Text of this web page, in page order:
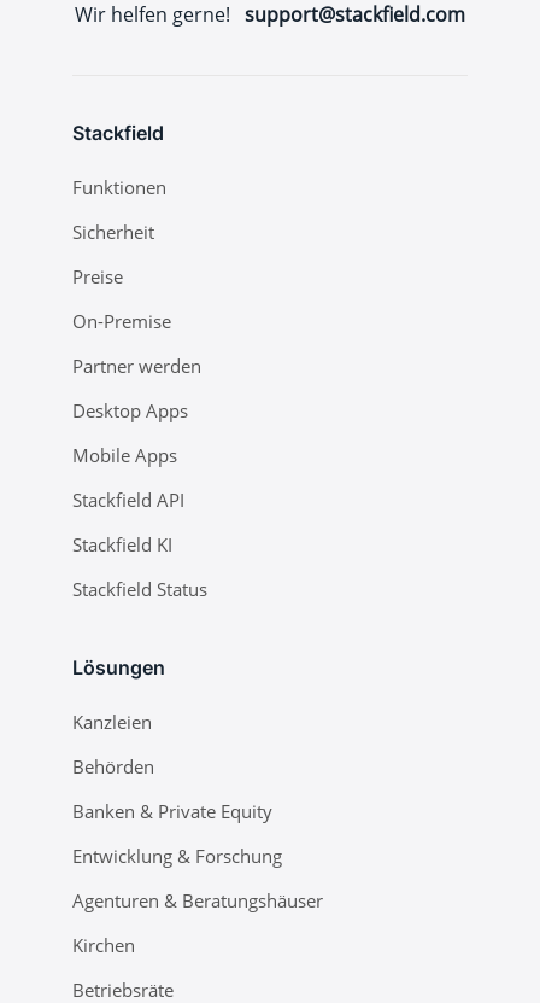
Wir helfen gerne! support@stackfield.com
Stackfield
Funktionen
Sicherheit
Preise
On-Premise
Partner werden
Desktop Apps
Mobile Apps
Stackfield API
Stackfield KI
Stackfield Status
Lösungen
Kanzleien
Behörden
Banken & Private Equity
Entwicklung & Forschung
Agenturen & Beratungshäuser
Kirchen
Betriebsräte